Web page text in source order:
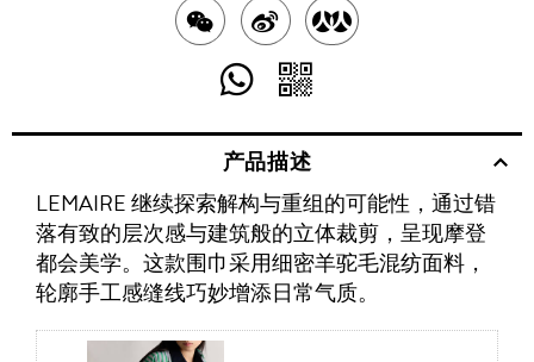
分
享
WECHAT
分
享
WEIBO
分
分
享
至
WHATSAPP
享
维
码
产品描述
LEMAIRE 继续探索解构与重组的可能性，通过错
落有致的层次感与建筑般的立体裁剪，呈现摩登
都会美学。这款围巾采用细密羊驼毛混纺面料，
轮廓手工感缝线巧妙增添日常气质。